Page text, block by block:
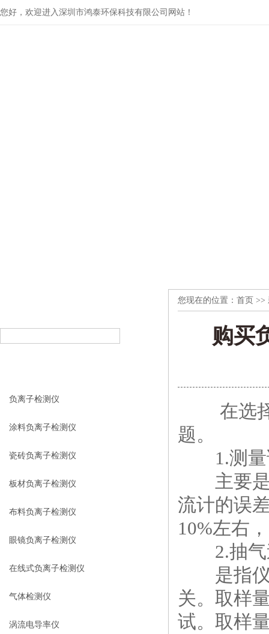
您好，欢迎进入深圳市鸿泰环保科技有限公司网站！
负离子检测仪
涂料负离子检测仪
瓷砖负离子检测仪
板材负离子检测仪
布料负离子检测仪
眼镜负离子检测仪
在线式负离子检测仪
气体检测仪
涡流电导率仪
您现在的位置： 首页 >>
购买
在选择
题。
1.测量
主要是
流计的误
10%左右
2.抽气
是指仪
关。取样
试。取样